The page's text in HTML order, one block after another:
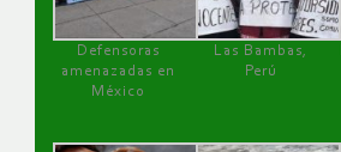
Defensoras
amenazadas en
México
Las Bambas,
Perú